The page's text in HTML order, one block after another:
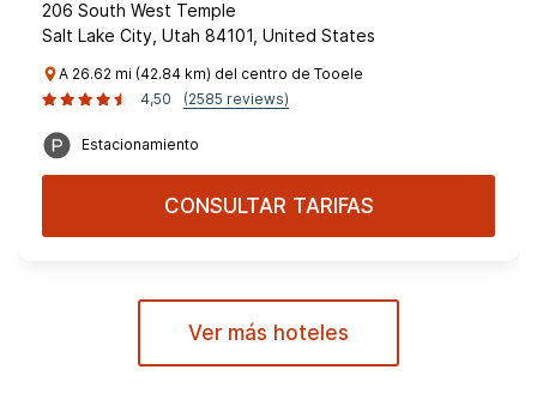
206 South West Temple
Salt Lake City, Utah 84101, United States
A 26.62 mi (42.84 km) del centro de Tooele
4,50
(2585 reviews)
Estacionamiento
CONSULTAR TARIFAS
Ver más hoteles